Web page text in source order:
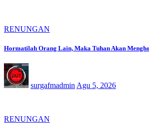
RENUNGAN
Hormatilah Orang Lain, Maka Tuhan Akan
surgafmadmin Agu 5, 2026
RENUNGAN